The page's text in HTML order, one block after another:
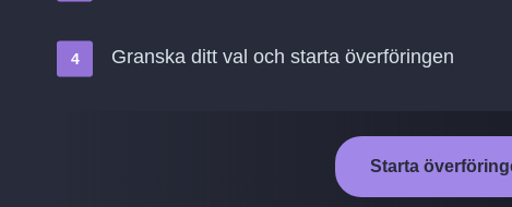
Granska ditt val och starta överföringen
Starta